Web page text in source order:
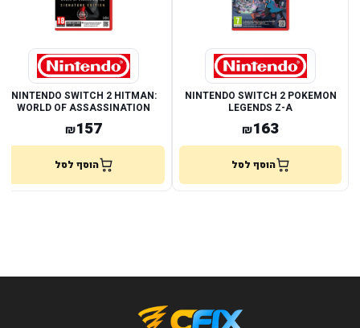
NINTENDO SWITCH 2 POKEMON
LEGENDS Z-A
₪163
הוסף לסל
NINTENDO SWITCH 2 HITMAN:
WORLD OF ASSASSINATION
SIGNATURE EDITION
₪157
הוסף לסל